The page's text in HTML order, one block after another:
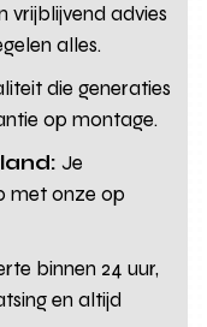
vrijblijvend advies
alles.
die generaties
op montage.
Je
met onze op
binnen 24 uur,
en altijd